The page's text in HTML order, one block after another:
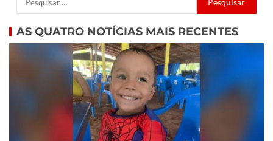
AS QUATRO NOTÍCIAS MAIS RECENTES